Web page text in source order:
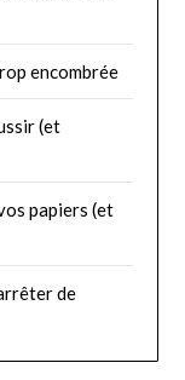
encombrée
(et
papiers (et
de